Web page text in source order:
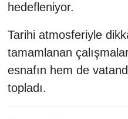
hedefleniyor.
Tarihi atmosferiyle
tamamlanan
esnafın hem de
topladı.